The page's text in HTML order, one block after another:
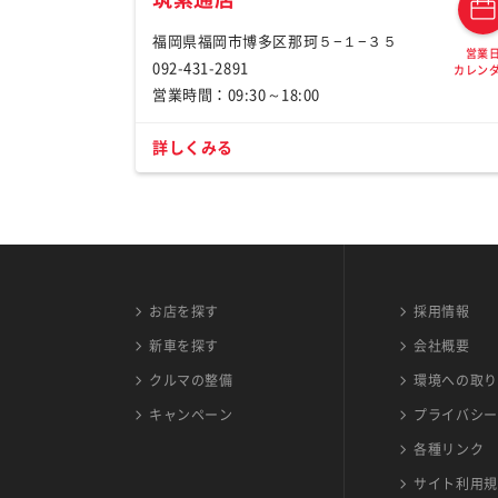
福岡県福岡市博多区那珂５−１−３５
092-431-2891
営業時間：09:30～18:00
営業
カレン
詳しくみる
お店を探す
新車を探す
クルマの整備
キャンペーン
採用情報
会社概要
環境への取
プライバシ
各種リンク
サイト利用